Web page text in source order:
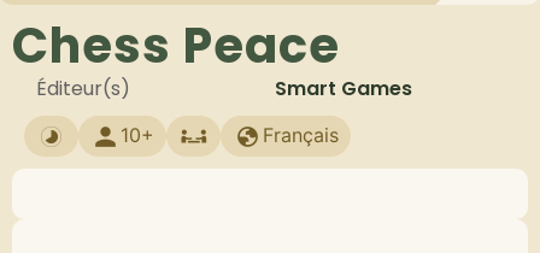
Chess Peace
Éditeur(s) Smart Games
10+ Français